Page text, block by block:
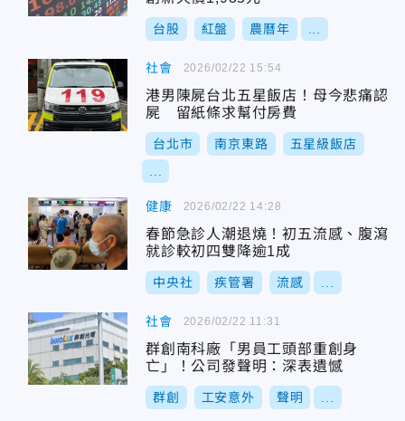
台股 紅盤 農曆年
社會
港男陳屍台北五星飯店！母今悲痛認
屍 留紙條求幫付房費
台北市 南京東路 五星級飯店
2026/02/22 15:54
健康
春節急診人潮退燒！初五流感、腹瀉
就診較初四雙降逾1成
中央社 疾管署 流感
2026/02/22 14:28
社會
群創南科廠「男員工頭部重創身
亡」！公司發聲明：深表遺憾
群創 工安意外 聲明
2026/02/22 11:31